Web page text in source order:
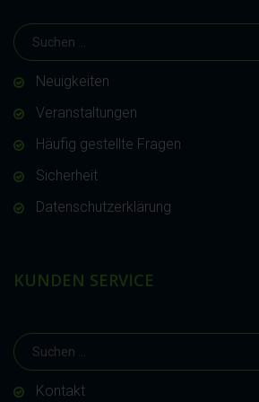
Neuigkeiten
Veranstaltungen
Häufig gestellte Fragen
Sicherheit
Datenschutzerklärung
KUNDEN SERVICE
Kontakt